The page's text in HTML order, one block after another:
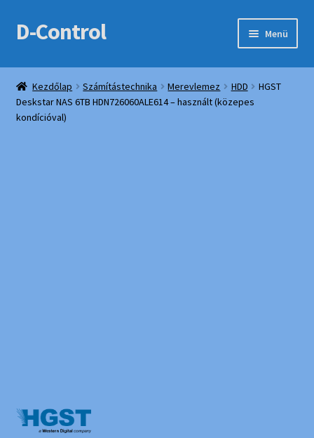
Ugrás
a
Kilépés
a
D-Control Menü
Webshop
child
Bemutatkozás
Kezdőlap Számítástechnika Merevlemez HDD
HGST
Deskstar NAS 6TB HDN726060ALE614 – használt (közepes
kondícióval)